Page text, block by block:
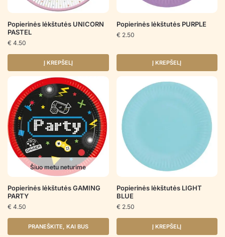
Popierinės lėkštutės UNICORN
PASTEL
€ 4.50
Į KREPŠELĮ
Popierinės lėkštutės PURPLE
€ 2.50
Į KREPŠELĮ
Šiuo metu neturime
Popierinės lėkštutės GAMING
PARTY
€ 4.50
PRANEŠKITE, KAI BUS
Popierinės lėkštutės LIGHT
BLUE
€ 2.50
Į KREPŠELĮ